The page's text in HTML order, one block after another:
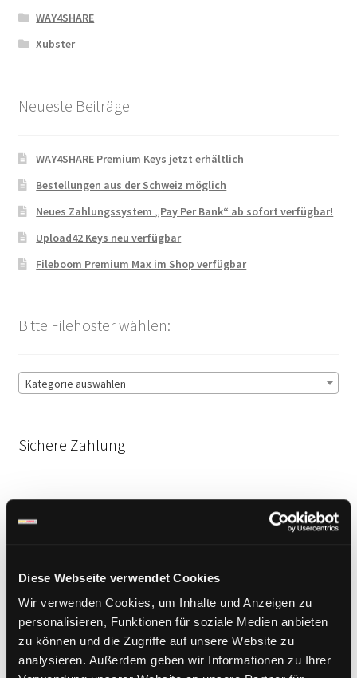
Diese Webseite verwendet Cookies
Wir verwenden Cookies, um Inhalte und Anzeigen zu
personalisieren, Funktionen für soziale Medien anbieten
zu können und die Zugriffe auf unsere Website zu
analysieren. Außerdem geben wir Informationen zu Ihrer
WAY4SHARE
Xubster
Neueste Beiträge
WAY4SHARE Premium Keys jetzt erhältlich
Bestellungen aus der Schweiz möglich
Neues Zahlungssystem „Pay Per Bank“ ab sofort verfügbar!
Upload42 Keys neu verfügbar
Fileboom Premium Max im Shop verfügbar
Bitte Filehoster wählen:
Kategorie auswählen
Sichere Zahlung